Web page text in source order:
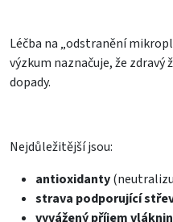
Léčba na „odstranění
výzkum naznačuje, že
dopady.
Nejdůležitější jsou:
antioxidanty
strava podporující
vyvážený příjem